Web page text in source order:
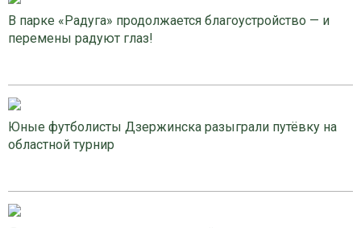
В парке «Радуга» продолжается благоустройство — и
перемены радуют глаз!
Юные футболисты Дзержинска разыграли путёвку на
областной турнир